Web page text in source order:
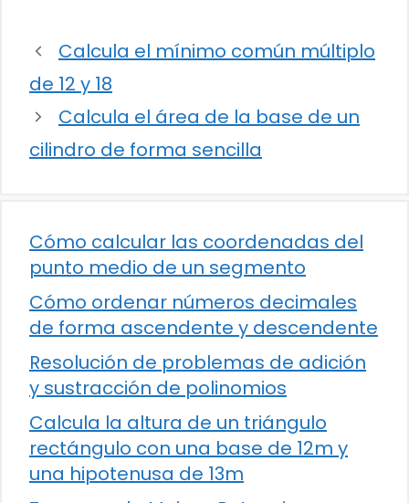
Calcula el mínimo común múltiplo
de 12 y 18
Calcula el área de la base de un
cilindro de forma sencilla
Cómo calcular las coordenadas del
punto medio de un segmento
Cómo ordenar números decimales
de forma ascendente y descendente
Resolución de problemas de adición
y sustracción de polinomios
Calcula la altura de un triángulo
rectángulo con una base de 12m y
una hipotenusa de 13m